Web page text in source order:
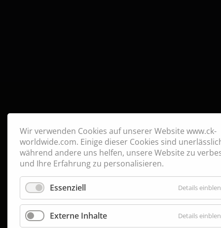
Wir verwenden Cookies auf unserer Website www.ck-
worldwide.com. Einige dieser Cookies sind
während andere uns helfen, unsere Website zu
und Ihre Erfahrung zu personalisieren.
Essenziell Details
Externe Inhalte Details